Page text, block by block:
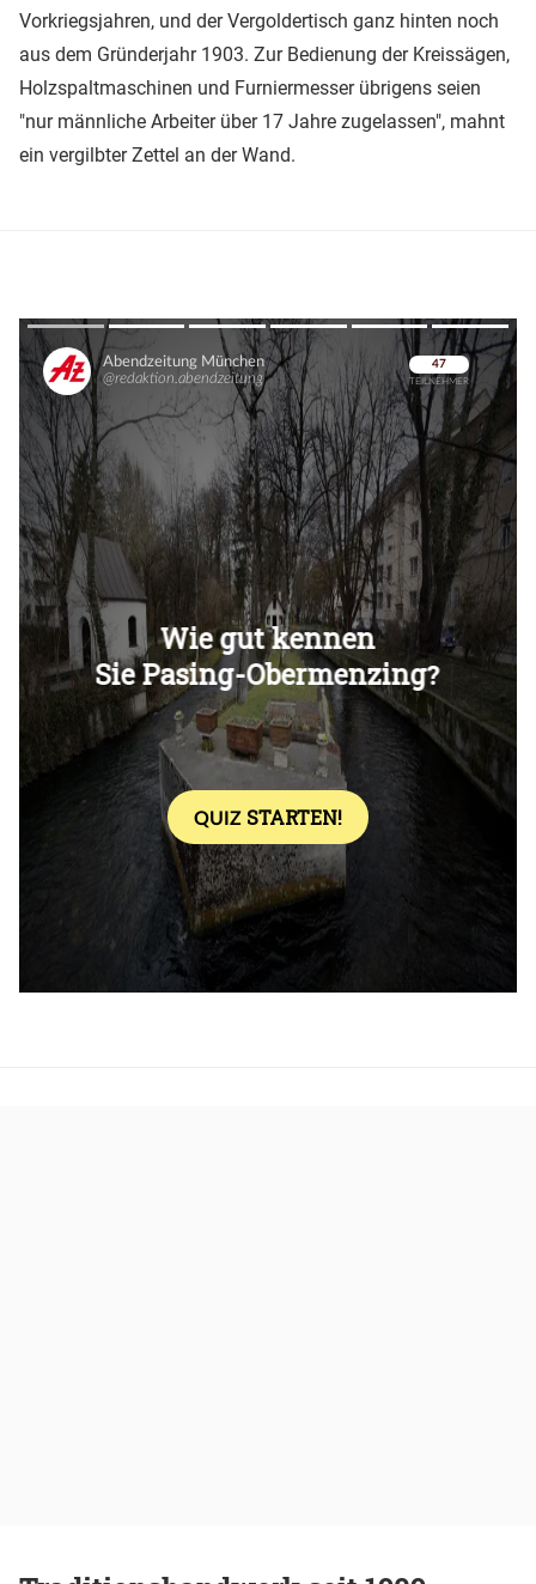
Vorkriegsjahren, und der Vergoldertisch ganz hinten noch
aus dem Gründerjahr 1903. Zur Bedienung der Kreissägen,
Holzspaltmaschinen und Furniermesser übrigens seien
"nur männliche Arbeiter über 17 Jahre zugelassen", mahnt
ein vergilbter Zettel an der Wand.
Überspringen
Überspringen